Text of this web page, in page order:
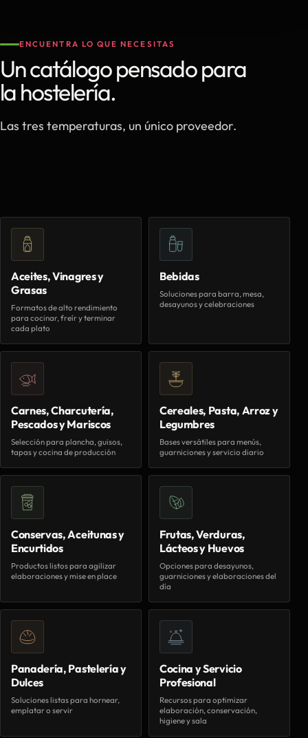
ENCUENTRA LO QUE NECESITAS
Un catálogo pensado para
la hostelería.
Las tres temperaturas, un único proveedor.
Aceites, Vinagres y
Grasas
Formatos de alto rendimiento
para cocinar, freír y terminar
cada plato
Bebidas
Soluciones para barra, mesa,
desayunos y celebraciones
Carnes, Charcutería,
Pescados y Mariscos
Selección para plancha, guisos,
tapas y cocina de producción
Cereales, Pasta, Arroz y
Legumbres
Bases versátiles para menús,
guarniciones y servicio diario
Conservas, Aceitunas y
Encurtidos
Productos listos para agilizar
elaboraciones y mise en place
Frutas, Verduras,
Lácteos y Huevos
Opciones para desayunos,
guarniciones y elaboraciones del
día
Panadería, Pastelería y
Dulces
Soluciones listas para hornear,
emplatar o servir
Cocina y Servicio
Profesional
Recursos para optimizar
elaboración, conservación,
higiene y sala